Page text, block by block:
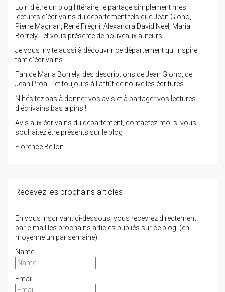
Loin d'être un blog littéraire, je partage simplement mes
lectures d'écrivains du département tels que Jean Giono,
Pierre Magnan, René Frégni, Alexandra David Neel, Maria
Borrely... et vous présente de nouveaux auteurs.
Je vous invite aussi à découvrir ce département qui inspire
tant d'écrivains !
Fan de Maria Borrely, des descriptions de Jean Giono, de
Jean Proal... et toujours à l'affût de nouvelles écritures !
N'hésitez pas à donner vos avis et à partager vos lectures
d'écrivains bas alpins !
Avis aux écrivains du département, contactez-moi si vous
souhaitez être présents sur le blog !
Florence Bellon
Recevez les prochains articles
En vous inscrivant ci-dessous, vous recevrez directement
par e-mail les prochains articles publiés sur ce blog. (en
moyenne un par semaine)
Name
Email